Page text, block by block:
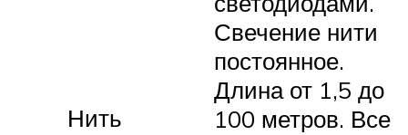
Нить
Свечение нити
постоянное.
Длина от 1,5 до
100 метров. Все